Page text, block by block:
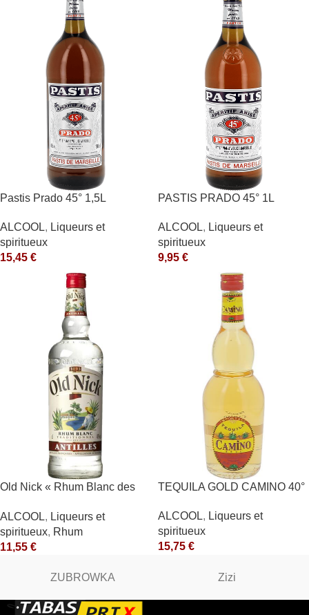
Pastis Prado 45° 1,5L
ALCOOL, Liqueurs et
spiritueux
15,45 €
PASTIS PRADO 45° 1L
ALCOOL, Liqueurs et
spiritueux
9,95 €
Old Nick « Rhum Blanc des
Françaises
ALCOOL, Liqueurs et
spiritueux, Rhum
11,55 €
TEQUILA GOLD CAMINO 40°
ALCOOL, Liqueurs et
spiritueux
15,75 €
ZUBROWKA Zizi